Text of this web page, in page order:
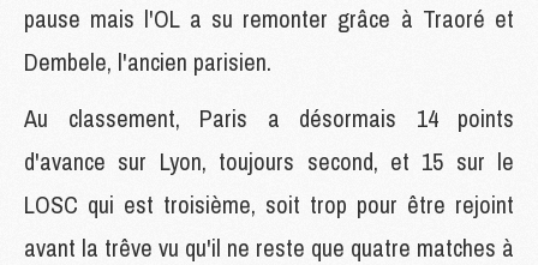
pause mais l'OL a su remonter grâce à Traoré et
Dembele, l'ancien parisien.
Au classement, Paris a désormais 14 points
d'avance sur Lyon, toujours second, et 15 sur le
LOSC qui est troisième, soit trop pour être rejoint
avant la trêve vu qu'il ne reste que quatre matches à